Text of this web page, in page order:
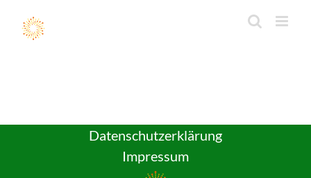
Inhalt
Datenschutzerklärung
Impressum